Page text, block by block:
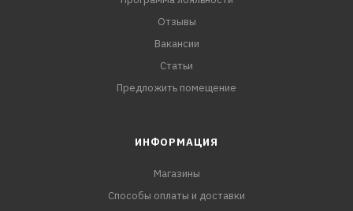
Отзывы
Вакансии
Статьи
Предложить помещение
ИНФОРМАЦИЯ
Магазины
Способы оплаты и доставки